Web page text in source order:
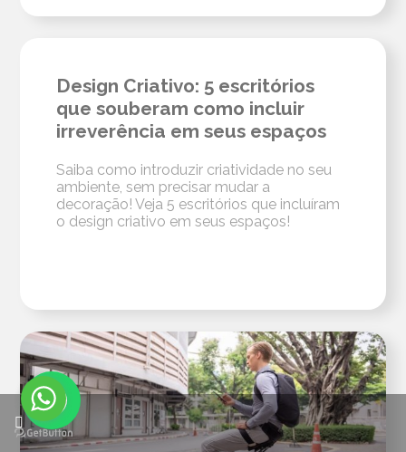
Design Criativo: 5 escritórios
que souberam como incluir
irreverência em seus espaços
Saiba como introduzir criatividade no seu
ambiente, sem precisar mudar a
decoração! Veja 5 escritórios que incluíram
o design criativo em seus espaços!